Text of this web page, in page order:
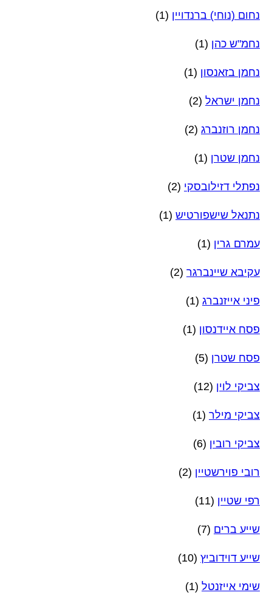
נחום (נוחי) ברנדויין (1)
נחמ"ש כהן (1)
נחמן בזאנסון (1)
נחמן ישראל (2)
נחמן רוזנברג (2)
נחמן שטרן (1)
נפתלי דזילובסקי (2)
נתנאל שישפורטיש (1)
עמרם גרין (1)
עקיבא שיינברגר (2)
פיני אייזנברג (1)
פסח איידנסון (1)
פסח שטרן (5)
צביקי לוין (12)
צביקי מילר (1)
צביקי רובין (6)
רובי פוירשטיין (2)
רפי שטיין (11)
שייע ברים (7)
שייע דוידוביץ (10)
שימי אייזנטל (1)